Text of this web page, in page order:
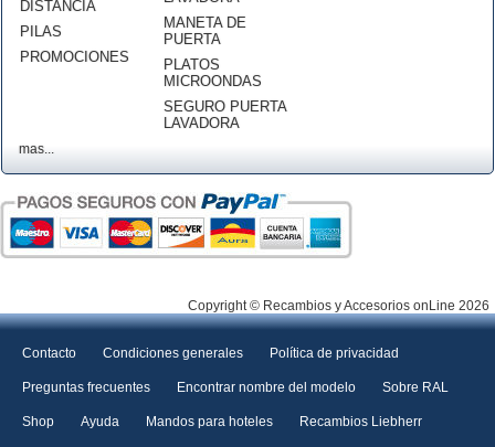
DISTANCIA
PILAS
PROMOCIONES
MANETA DE
PUERTA
PLATOS
MICROONDAS
SEGURO PUERTA
LAVADORA
mas...
Copyright © Recambios y Accesorios onLine 2026
Contacto Condiciones generales Política de privacidad
Preguntas frecuentes Encontrar nombre del modelo Sobre RAL
Shop Ayuda Mandos para hoteles Recambios Liebherr